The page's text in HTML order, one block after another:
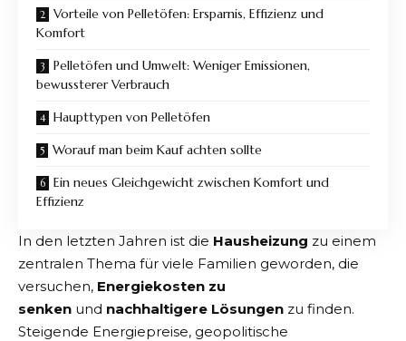
Vorteile von Pelletöfen: Ersparnis, Effizienz und
Komfort
Pelletöfen und Umwelt: Weniger Emissionen,
bewussterer Verbrauch
Haupttypen von Pelletöfen
Worauf man beim Kauf achten sollte
Ein neues Gleichgewicht zwischen Komfort und
Effizienz
In den letzten Jahren ist die Hausheizung zu einem
zentralen Thema für viele Familien geworden, die
versuchen, Energiekosten zu
senken und nachhaltigere Lösungen zu finden.
Steigende Energiepreise, geopolitische